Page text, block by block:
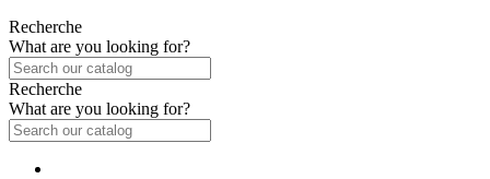
Recherche
What are you looking for?
Recherche
What are you looking for?